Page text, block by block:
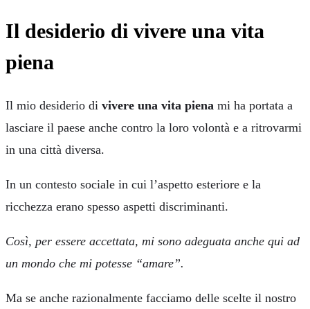
Il desiderio di vivere una vita
piena
Il mio desiderio di vivere una vita piena mi ha portata a
lasciare il paese anche contro la loro volontà e a ritrovarmi
in una città diversa.
In un contesto sociale in cui l’aspetto esteriore e la
ricchezza erano spesso aspetti discriminanti.
Così, per essere accettata, mi sono adeguata anche qui ad
un mondo che mi potesse “amare”.
Ma se anche razionalmente facciamo delle scelte il nostro